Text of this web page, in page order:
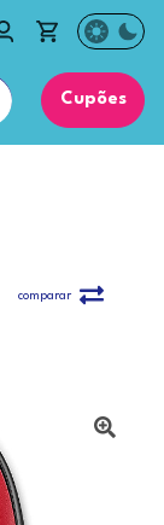
Cupões
comparar